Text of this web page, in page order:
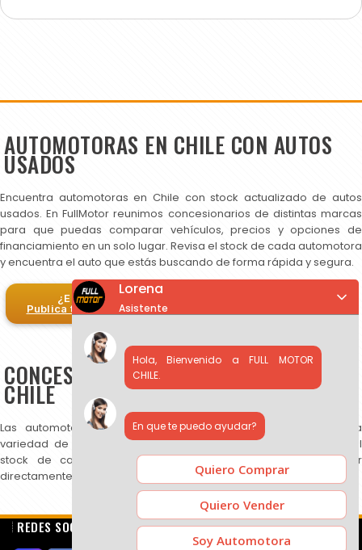
AUTOMOTORAS EN CHILE CON AUTOS
USADOS
Encuentra automotoras en Chile con stock actualizado de autos
usados. En FullMotor reunimos concesionarios de distintas marcas
para que puedas comparar vehículos, precios y opciones de
financiamiento en un solo lugar. Revisa el stock de cada automotora
y encuentra el auto que estás buscando de forma rápida y segura.
¿Eres automotora?
Publica tus autos en FullMotor
CONCESIONARIOS DE AUTOS USADOS EN
CHILE
Las automotoras publicadas en FullMotor ofrecen una amplia
variedad de autos usados, SUV y camionetas. Puedes revisar el
stock de cada concesionario, comparar precios y contactar
directamente para más información.
REDES SOCIALES
Lorena
Asistente
Hola, Bienvenido a FULL MOTOR
CHILE.
En que te puedo ayudar?
Quiero Comprar
Quiero Vender
Soy Automotora